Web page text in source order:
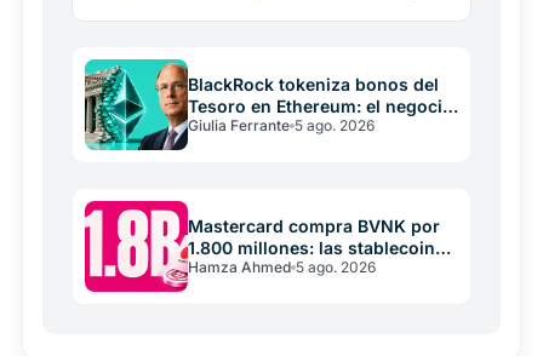
BlackRock tokeniza bonos del
Tesoro en Ethereum: el negocio
son las stablecoins
Giulia Ferrante 5 ago. 2026
Mastercard compra BVNK por
1.800 millones: las stablecoins
son infraestructura
Hamza Ahmed 5 ago. 2026